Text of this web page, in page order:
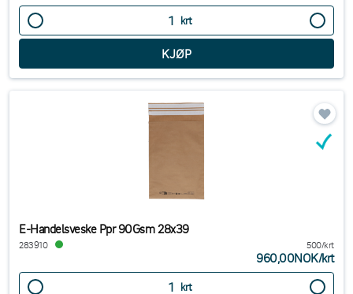
krt
E-Handelsveske Ppr 90Gsm 28x39
283910 500/krt
960,00NOK/krt
krt